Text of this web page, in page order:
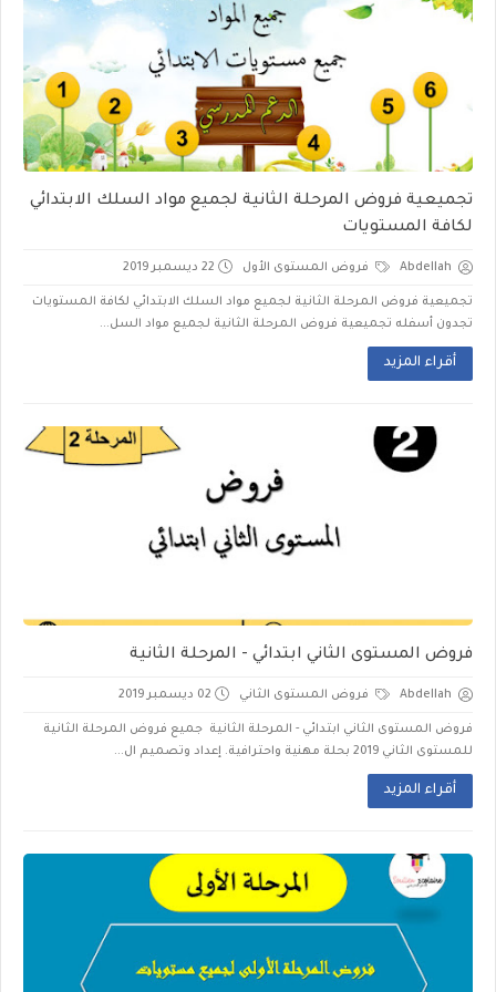
تجميعية فروض المرحلة الثانية لجميع مواد السلك الابتدائي
لكافة المستويات
Abdellah فروض المستوى الأول 22 ديسمبر 2019
تجميعية فروض المرحلة الثانية لجميع مواد السلك الابتدائي لكافة المستويات
تجدون أسفله تجميعية فروض المرحلة الثانية لجميع مواد السل...
أقراء المزيد
فروض المستوى الثاني ابتدائي - المرحلة الثانية
Abdellah فروض المستوى الثاني 02 ديسمبر 2019
فروض المستوى الثاني ابتدائي - المرحلة الثانية جميع فروض المرحلة الثانية
للمستوى الثاني 2019 بحلة مهنية واحترافية. إعداد وتصميم ال...
أقراء المزيد